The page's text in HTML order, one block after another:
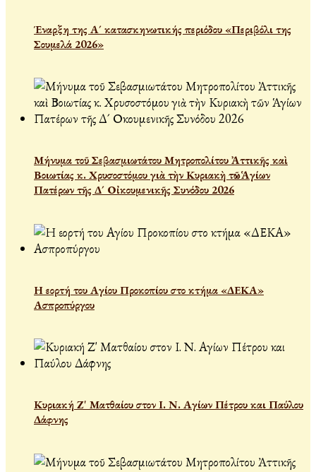
Έναρξη της Α´ κατασκηνωτικής περιόδου «Περιβόλι της
Σουμελά 2026»
Μήνυμα τοῦ Σεβασμιωτάτου Μητροπολίτου Ἀττικῆς καὶ
Βοιωτίας κ. Χρυσοστόμου γιὰ τὴν Κυριακὴ τῶν Ἁγίων
Πατέρων τῆς Δ´ Οἰκουμενικῆς Συνόδου 2026
Η εορτή του Αγίου Προκοπίου στο κτήμα «ΔΕΚΑ»
Ασπροπύργου
Κυριακή Ζ' Ματθαίου στον Ι. Ν. Αγίων Πέτρου και Παύλου
Δάφνης